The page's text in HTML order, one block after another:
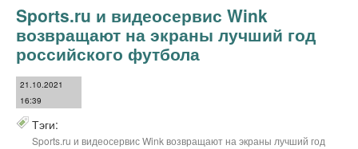
Sports.ru и видеосервис Wink
возвращают на экраны лучший год
российского футбола
21.10.2021
16:39
Тэги:
Sports.ru и видеосервис Wink возвращают на экраны лучший год